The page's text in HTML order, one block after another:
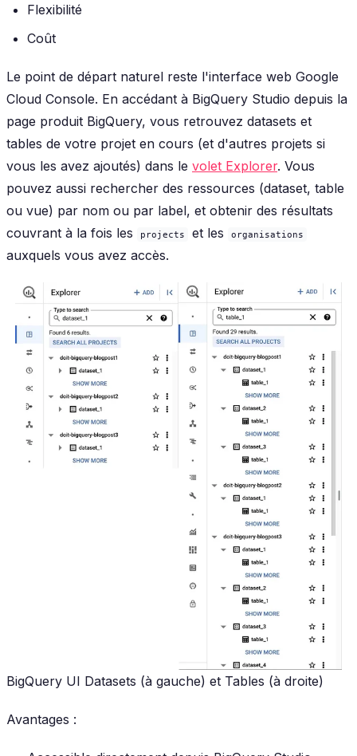
Flexibilité
Coût
Le point de départ naturel reste l'interface web Google
Cloud Console. En accédant à BigQuery Studio depuis la
page produit BigQuery, vous retrouvez datasets et
tables de votre projet en cours (et d'autres projets si
vous les avez ajoutés) dans le volet Explorer. Vous
pouvez aussi rechercher des ressources (dataset, table
ou vue) par nom ou par label, et obtenir des résultats
couvrant à la fois les
projects et les organisations
auxquels vous avez accès.
BigQuery UI Datasets (à gauche) et Tables (à droite)
Avantages :